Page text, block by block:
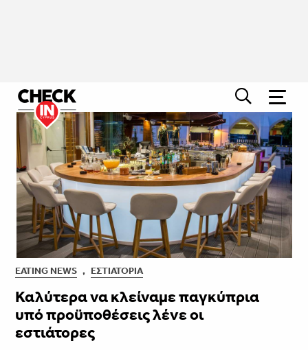
EATING NEWS , ΕΣΤΙΑΤΌΡΙΑ
Καλύτερα να κλείναμε παγκύπρια
υπό προϋποθέσεις λένε οι
εστιάτορες